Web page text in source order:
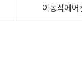
이동식에어